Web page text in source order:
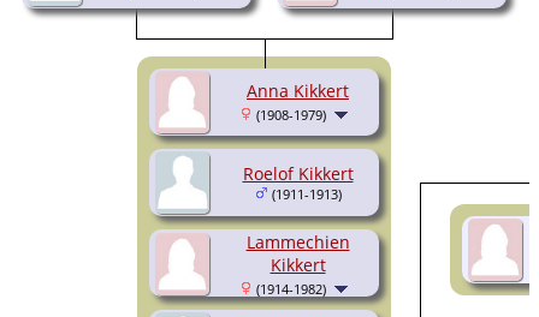
Anna Kikkert
(1908-1979)
Roelof Kikkert
(1911-1913)
Lammechien
Kikkert
(1914-1982)